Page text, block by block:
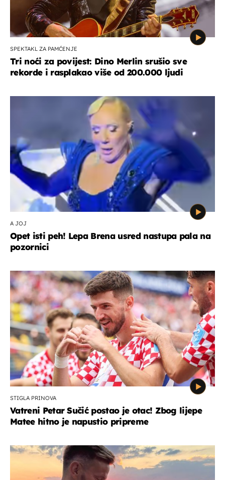
SPEKTAKL ZA PAMĆENJE
Tri noći za povijest: Dino Merlin srušio sve
rekorde i rasplakao više od 200.000 ljudi
A JOJ
Opet isti peh! Lepa Brena usred nastupa pala na
pozornici
STIGLA PRINOVA
Vatreni Petar Sučić postao je otac! Zbog lijepe
Matee hitno je napustio pripreme